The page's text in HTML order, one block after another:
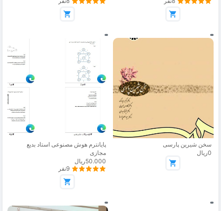
سخن شیرین پارسی
0ریال
پایانترم هوش مصنوعی استاد بدیع
مجازی
50.000ریال
9نفر